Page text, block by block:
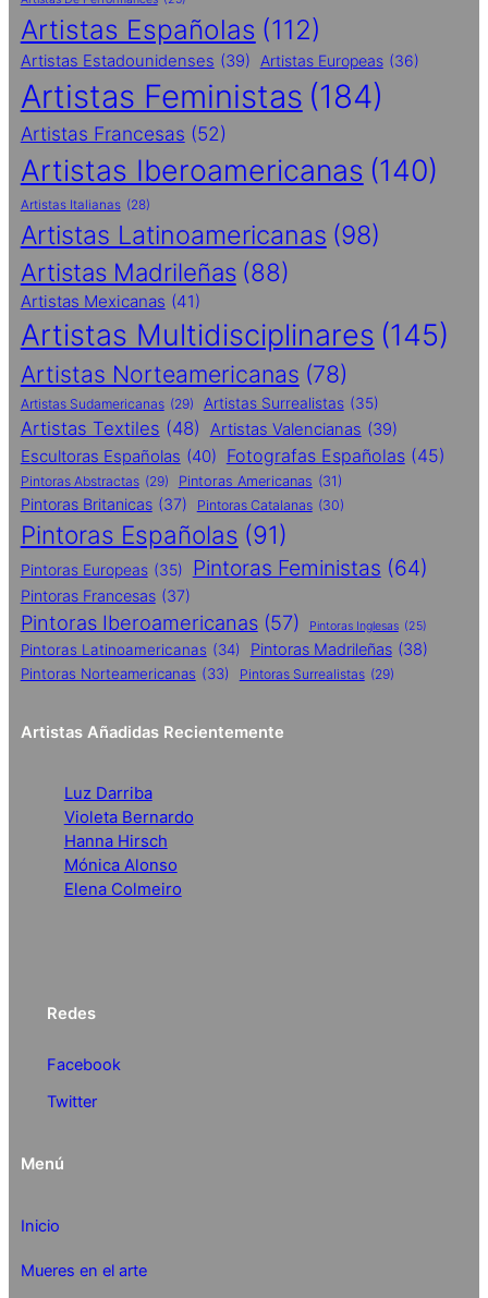
Artistas Españolas (112)
Artistas Estadounidenses (39) Artistas Europeas (36)
Artistas Feministas (184)
Artistas Francesas (52)
Artistas Iberoamericanas (140)
Artistas Italianas (28)
Artistas Latinoamericanas (98)
Artistas Madrileñas (88)
Artistas Mexicanas (41)
Artistas Multidisciplinares (145)
Artistas Norteamericanas (78)
Artistas Sudamericanas (29) Artistas Surrealistas (35)
Artistas Textiles (48) Artistas Valencianas (39)
Escultoras Españolas (40) Fotografas Españolas (45)
Pintoras Abstractas (29) Pintoras Americanas (31)
Pintoras Britanicas (37) Pintoras Catalanas (30)
Pintoras Españolas (91)
Pintoras Europeas (35) Pintoras Feministas (64)
Pintoras Francesas (37)
Pintoras Iberoamericanas (57) Pintoras Inglesas (25)
Pintoras Latinoamericanas (34) Pintoras Madrileñas (38)
Pintoras Norteamericanas (33) Pintoras Surrealistas (29)
Artistas Añadidas Recientemente
Luz Darriba
Violeta Bernardo
Hanna Hirsch
Mónica Alonso
Elena Colmeiro
Redes
Facebook
Twitter
Menú
Inicio
Mueres en el arte